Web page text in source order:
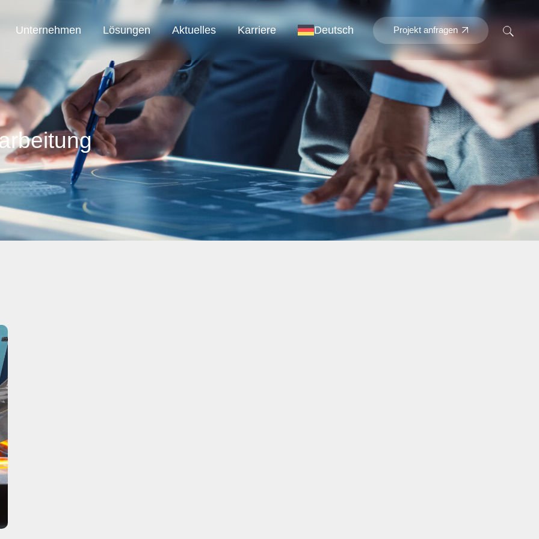
Unternehmen
SAB Austria
SAB Automation
SAB Smart Solution
Lösungen Aktuelles Karriere Deutsch Projekt anfragen